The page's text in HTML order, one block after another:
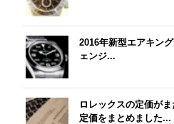
2016年新型エアキン
ェンジ...
ロレックスの定価が
定価をまとめました...